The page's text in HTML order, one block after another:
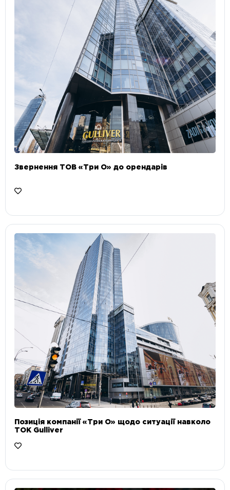
Звернення ТОВ «Три О» до орендарів
Позиція компанії «Три О» щодо ситуації навколо
ТОК Gulliver